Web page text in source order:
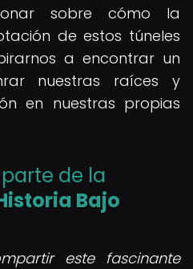
sobre cómo la
de estos túneles
a encontrar un
nuestras raíces y
en nuestras propias
parte de la
Bajo
este fascinante